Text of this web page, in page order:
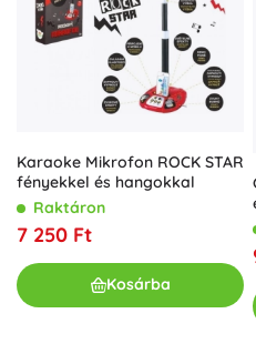
Karaoke Mikrofon ROCK STAR
fényekkel és hangokkal
Raktáron
7 250 Ft
Kosárba